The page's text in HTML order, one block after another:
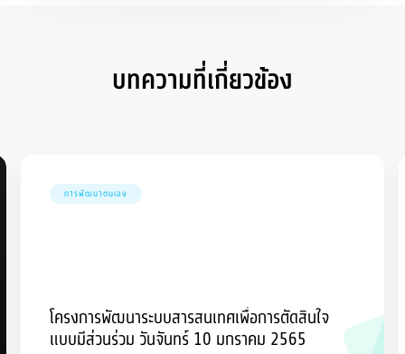
บทความที่เกี่ยวข้อง
การพัฒนาตนเอง
โครงการพัฒนาระบบสารสนเทศเพื่อการตัดสินใจ
แบบมีส่วนร่วม วันจันทร์ 10 มกราคม 2565